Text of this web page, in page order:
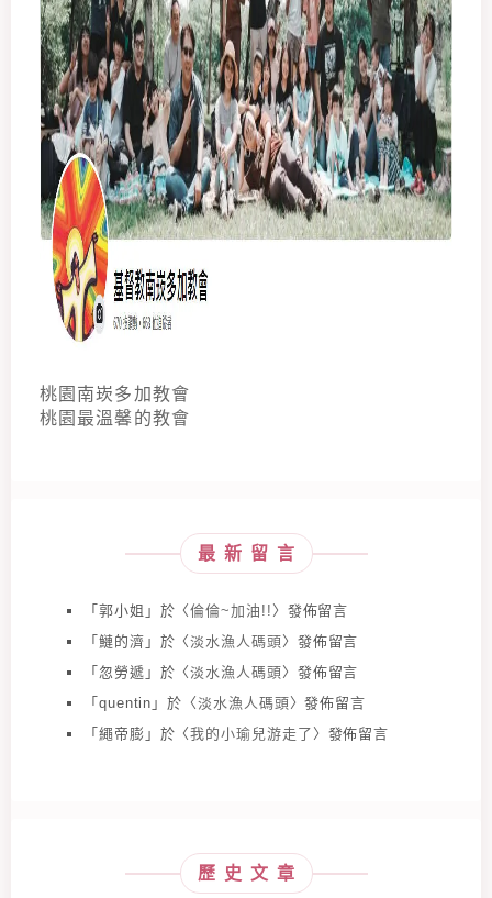
桃園南崁多加教會
桃園最溫馨的教會
最新留言
「 郭小姐 」於〈倫倫~加油!! 〉發佈留言
「 鰱的濟 」於〈淡水漁人碼頭〉發佈留言
「 忽勞遞 」於〈淡水漁人碼頭〉發佈留言
「 quentin 」於〈淡水漁人碼頭〉發佈留言
「 繩帝膨 」於〈我的小瑜兒游走了 〉發佈留言
歷史文章